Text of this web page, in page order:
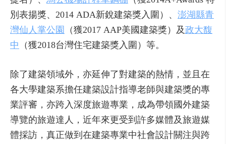
別表揚獎、2014 ADA新銳建築獎入圍）、 澎湖縣青
灣仙人掌公園
（獲2017 AAP美國建築獎）及政大馥
中 （獲2018台灣住宅建築獎入圍）等。
除了建築領域外，亦延伸了對建築的熱情，並且在
各大學建築系擔任建築設計指導老師與建築獎的專
業評審，亦跨入深度旅遊專業，成為帶領國外建築
導覽的旅遊達人，近年來更受到許多媒體及旅遊媒
體採訪，真正做到在建築專業中社會設計關注與跨